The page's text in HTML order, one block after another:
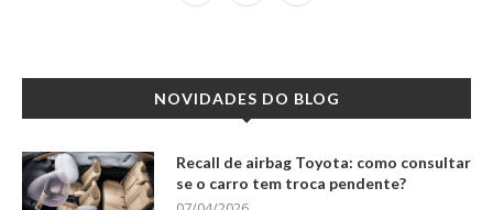
NOVIDADES DO BLOG
Recall de airbag Toyota: como consultar
se o carro tem troca pendente?